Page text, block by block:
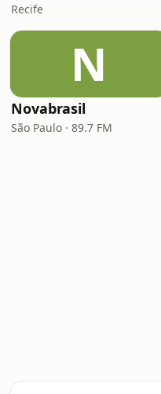
Recife
N
Novabrasil
São Paulo · 89.7 FM